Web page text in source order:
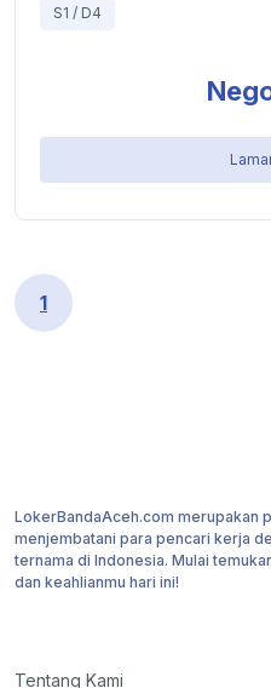
#Admin
#Sales
S1 / D4
1
LokerBandaAceh.com merupakan
menjembatani para pencari kerja
ternama di Indonesia. Mulai
dan keahlianmu hari ini!
Tentang Kami